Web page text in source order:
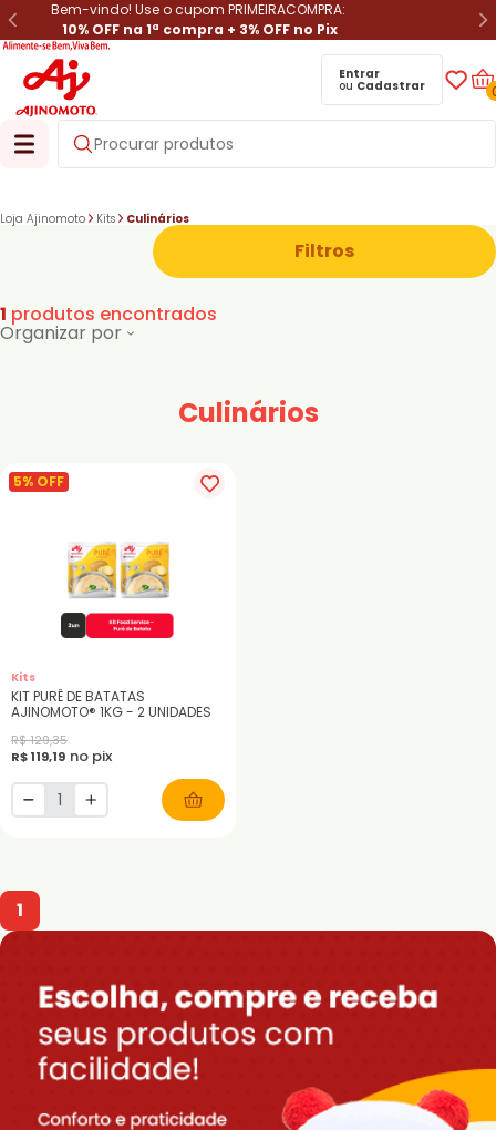
Bem-vindo! Use o cupom PRIMEIRACOMPRA:
10% OFF na 1ª compra + 3% OFF no Pix
Entrar
ou Cadastrar
Loja Ajinomoto Kits Culinários
Filtros
1 produtos encontrados
Organizar por
Culinários
5% OFF
Kits
KIT PURÊ DE BATATAS
AJINOMOTO® 1KG - 2 UNIDADES
R$ 129,35
R$ 119,19 no pix
1